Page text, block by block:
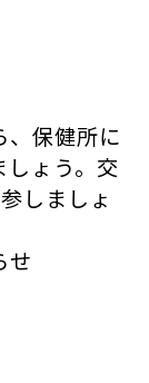
、保健所に
ょう。交
しましょ
せ